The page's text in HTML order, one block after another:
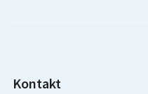
Kontakt